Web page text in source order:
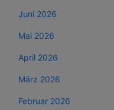
Juni 2026
Mai 2026
April 2026
März 2026
Februar 2026